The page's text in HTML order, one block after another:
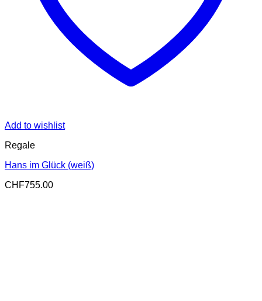
Add to wishlist
Regale
Hans im Glück (weiß)
CHF755.00